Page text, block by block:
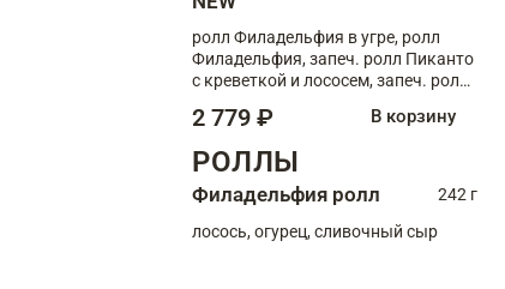
ролл Филадельфия в угре, ролл
Филадельфия, запеч. ролл Пиканто
с креветкой и лососем, запеч. ролл
2 779 ₽ В корзину
РОЛЛЫ
Филадельфия ролл
242 г
лосось, огурец, сливочный сыр